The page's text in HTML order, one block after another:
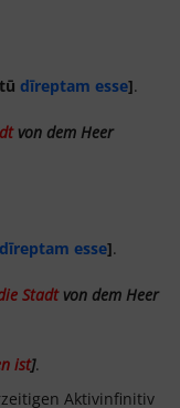
dīreptam esse].
von dem Heer
dīreptam esse].
Stadtvon dem Heer
ist].
Aktivinfinitiv